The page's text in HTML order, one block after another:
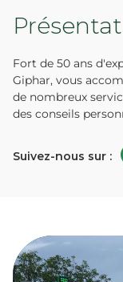
Fort de 50 ans
Giphar, vous
de nombreux
des conseils
Suivez-nous sur :